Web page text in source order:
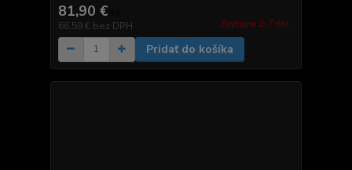
81,90 €
66,59 € bez DPH Zvyčajne 2-7 dni.
Pridať do košíka